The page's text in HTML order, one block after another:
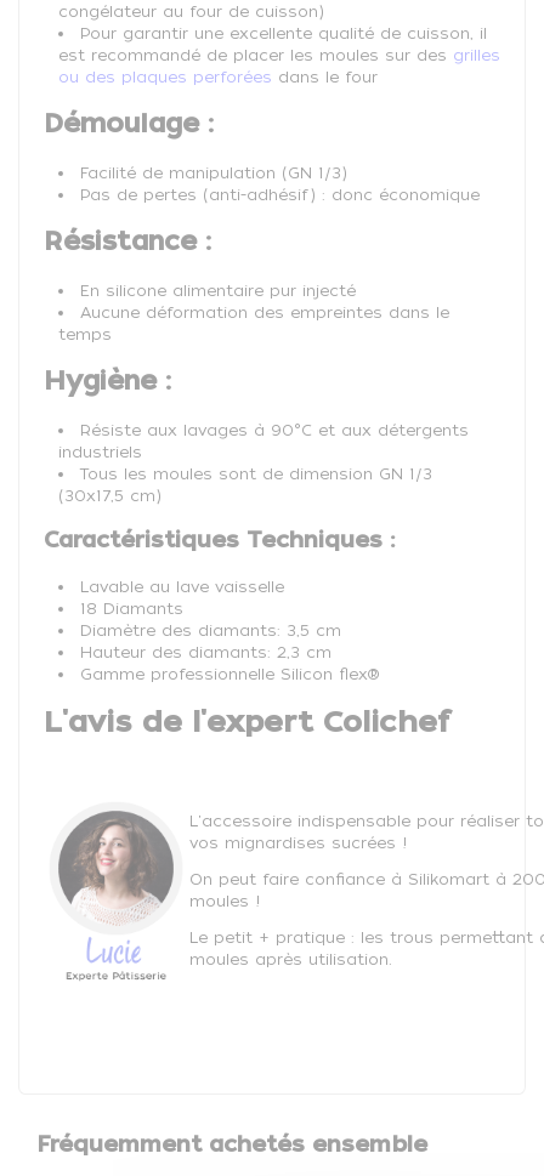
congélateur au four de cuisson)
Pour garantir une excellente qualité de cuisson, il
est recommandé de placer les moules sur des grilles
ou des plaques perforées dans le four
Démoulage :
Facilité de manipulation (GN 1/3)
Pas de pertes (anti-adhésif) : donc économique
Résistance :
En silicone alimentaire pur injecté
Aucune déformation des empreintes dans le
temps
Hygiène :
Résiste aux lavages à 90°C et aux détergents
industriels
Tous les moules sont de dimension GN 1/3
(30x17,5 cm)
Caractéristiques Techniques :
Lavable au lave vaisselle
18 Diamants
Diamètre des diamants: 3,5 cm
Hauteur des diamants: 2,3 cm
Gamme professionnelle Silicon flex®
L'avis de l'expert Colichef
L'accessoire indispensable pour réaliser
vos mignardises sucrées !
On peut faire confiance à Silikomart à
moules !
Le petit + pratique : les trous permettant
moules après utilisation.
Fréquemment achetés ensemble